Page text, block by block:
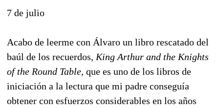
7 de julio
Acabo de leerme con Álvaro un libro rescatado del
baúl de los recuerdos, King Arthur and the Knights
of the Round Table, que es uno de los libros de
iniciación a la lectura que mi padre conseguía
obtener con esfuerzos considerables en los años